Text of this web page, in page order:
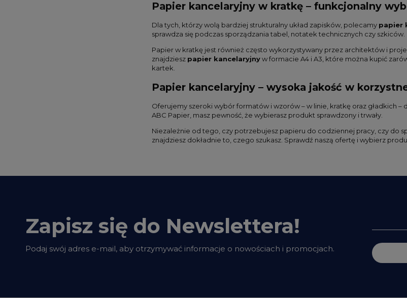
Papier kancelaryjny w kratkę – funkcjonalny
Dla tych, którzy wolą bardziej strukturalny układ zapisków, polecamy papier
sprawdza się podczas sporządzania tabel, notatek technicznych czy szkiców.
Papier w kratkę jest również często wykorzystywany przez architektów i
znajdziesz papier kancelaryjnyw formacie A4 i A3, które można kupić
kartek.
Papier kancelaryjny – wysoka jakość w
Oferujemy szeroki wybór formatów i wzorów – w linie, kratkę oraz gładkich
ABC Papier, masz pewność, że wybierasz produkt sprawdzony i trwały.
Niezależnie od tego, czy potrzebujesz papieru do codziennej pracy, czy do
znajdziesz dokładnie to, czego szukasz. Sprawdź naszą ofertę i wybierz
Zapisz się do Newslettera!
Podaj swój adres e-mail, aby otrzymywać informacje o nowościach i promocjach.